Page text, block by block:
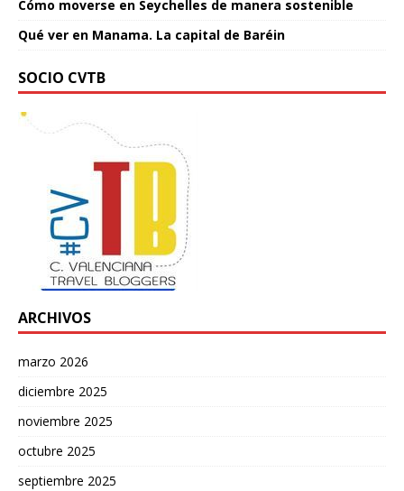
Cómo moverse en Seychelles de manera sostenible
Qué ver en Manama. La capital de Baréin
SOCIO CVTB
ARCHIVOS
marzo 2026
diciembre 2025
noviembre 2025
octubre 2025
septiembre 2025